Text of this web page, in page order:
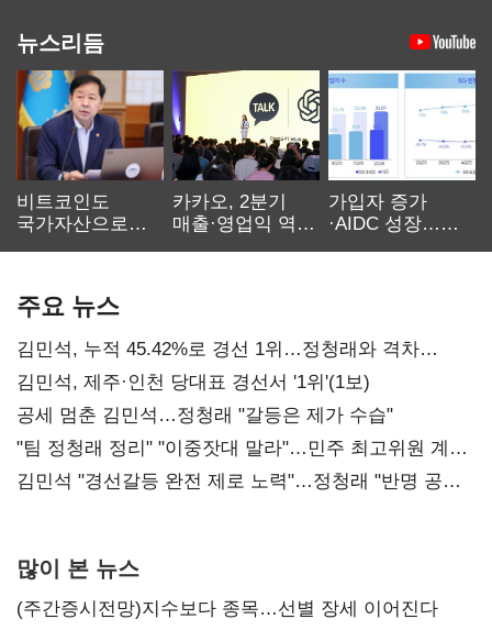
뉴스리듬
비트코인도
국가자산으로…'
카카오, 2분기
매출·영업익 역대
가입자 증가
·AIDC 성장…
주요 뉴스
김민석, 누적 45.42%로 경선 1위…정청래와 격차
0.86%p(2보)
김민석, 제주·인천 당대표 경선서 '1위'(1보)
공세 멈춘 김민석…정청래 "갈등은 제가 수습"
"팀 정청래 정리" "이중잣대 말라"…민주 최고위원 계파
다툼 격화
김민석 "경선갈등 완전 제로 노력"…정청래 "반명 공세
많이 본 뉴스
(주간증시전망)지수보다 종목…선별 장세 이어진다